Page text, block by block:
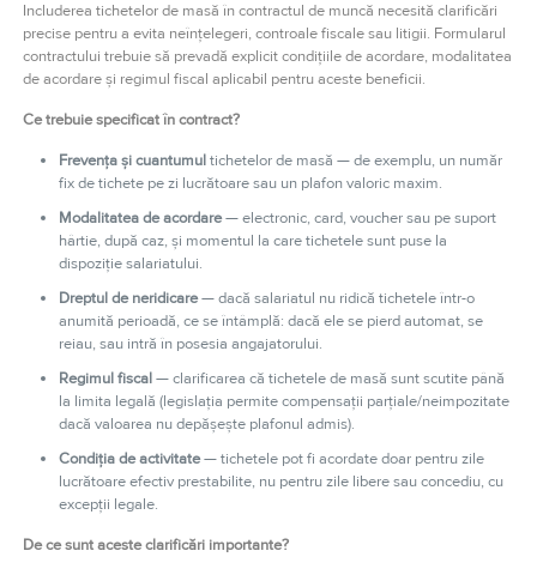
Includerea tichetelor de masă în contractul de muncă necesită clarificări
precise pentru a evita neînțelegeri, controale fiscale sau litigii. Formularul
contractului trebuie să prevadă explicit condițiile de acordare, modalitatea
de acordare și regimul fiscal aplicabil pentru aceste beneficii.
Ce trebuie specificat în contract?
Frevența și cuantumultichetelor de masă — de exemplu, un număr
fix de tichete pe zi lucrătoare sau un plafon valoric maxim.
Modalitatea de acordare— electronic, card, voucher sau pe suport
hârtie, după caz, și momentul la care tichetele sunt puse la
dispoziție salariatului.
Dreptul de neridicare— dacă salariatul nu ridică tichetele într-o
anumită perioadă, ce se întâmplă: dacă ele se pierd automat, se
reiau, sau intră în posesia angajatorului.
Regimul fiscal— clarificarea că tichetele de masă sunt scutite până
la limita legală (legislația permite compensații parțiale/neimpozitate
dacă valoarea nu depășește plafonul admis).
Condiția de activitate— tichetele pot fi acordate doar pentru zile
lucrătoare efectiv prestabilite, nu pentru zile libere sau concediu, cu
excepții legale.
De ce sunt aceste clarificări importante?